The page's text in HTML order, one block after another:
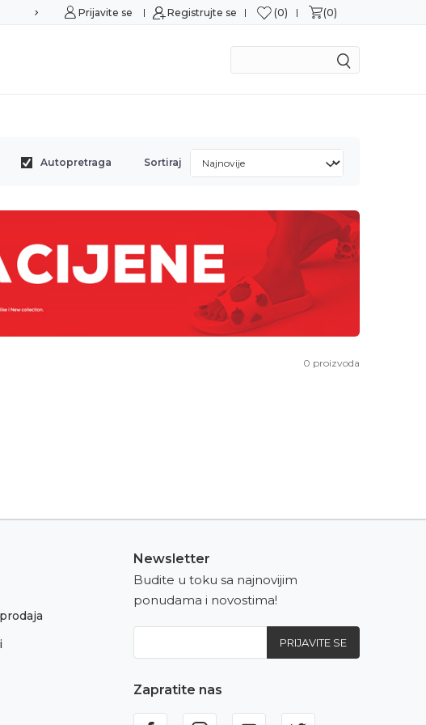
Sigurna kupovina
Prijavite se Registrujte se 0 0
Autopretraga Sortiraj
0 proizvoda
Newsletter
Budite u toku sa najnovijim
ponudama i novostima!
PRIJAVITE SE
Zapratite nas